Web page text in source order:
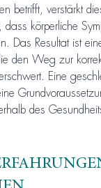
betrifft, verstärkt
körperliche
Das Resultat ist
den Weg zur
Eine
des